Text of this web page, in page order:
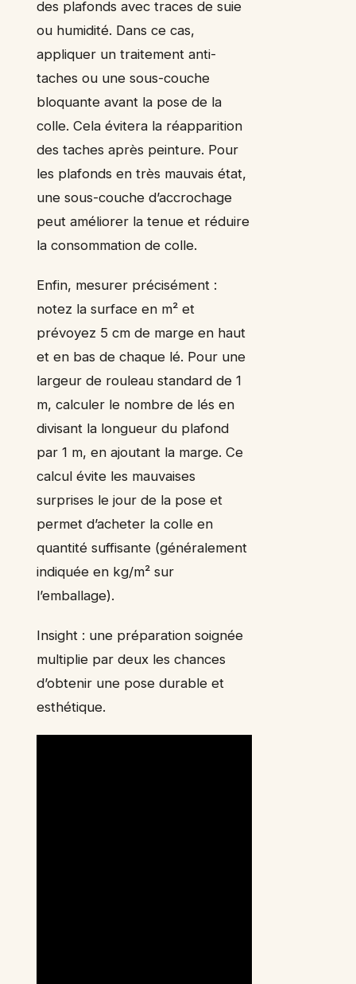
des plafonds avec traces de suie
ou humidité. Dans ce cas,
appliquer un traitement anti-
taches ou une sous-couche
bloquante avant la pose de la
colle. Cela évitera la réapparition
des taches après peinture. Pour
les plafonds en très mauvais état,
une sous-couche d’accrochage
peut améliorer la tenue et réduire
la consommation de colle.
Enfin, mesurer précisément :
notez la surface en m² et
prévoyez 5 cm de marge en haut
et en bas de chaque lé. Pour une
largeur de rouleau standard de 1
m, calculer le nombre de lés en
divisant la longueur du plafond
par 1 m, en ajoutant la marge. Ce
calcul évite les mauvaises
surprises le jour de la pose et
permet d’acheter la colle en
quantité suffisante (généralement
indiquée en kg/m² sur
l’emballage).
Insight : une préparation soignée
multiplie par deux les chances
d’obtenir une pose durable et
esthétique.